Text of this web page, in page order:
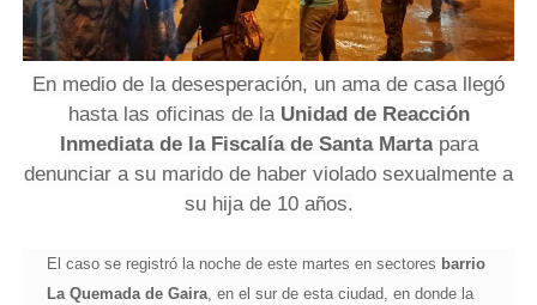
En medio de la desesperación, un ama de casa llegó
hasta las oficinas de la Unidad de Reacción
Inmediata de la Fiscalía de Santa Marta para
denunciar a su marido de haber violado sexualmente a
su hija de 10 años.
El caso se registró la noche de este martes en sectores barrio
La Quemada de Gaira, en el sur de esta ciudad, en donde la